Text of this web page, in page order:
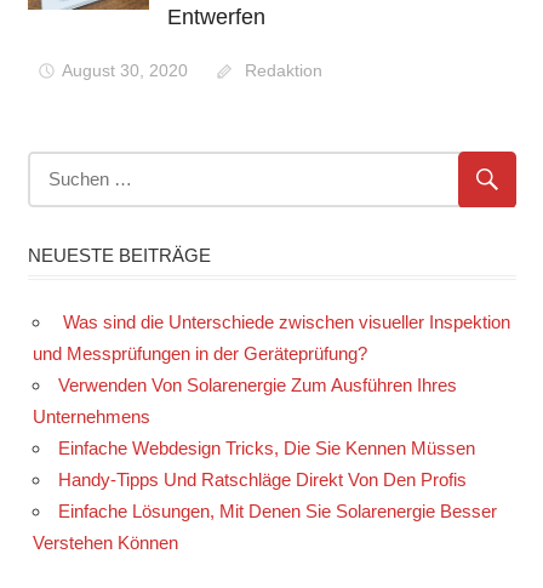
Entwerfen
August 30, 2020 Redaktion
NEUESTE BEITRÄGE
Was sind die Unterschiede zwischen visueller Inspektion
und Messprüfungen in der Geräteprüfung?
Verwenden Von Solarenergie Zum Ausführen Ihres
Unternehmens
Einfache Webdesign Tricks, Die Sie Kennen Müssen
Handy-Tipps Und Ratschläge Direkt Von Den Profis
Einfache Lösungen, Mit Denen Sie Solarenergie Besser
Verstehen Können